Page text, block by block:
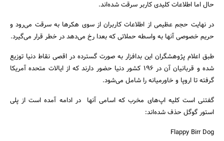
حال اما اطلاعات کلیدی کاربر سرقت شده‌اند.
در نهایت حجم عظیمی از اطلاعات کاربران از سوی هکرها به سرقت می‌رود و
حریم خصوصی آنها به واسطه حملاتی که بعدا رخ می‌دهد در خطر قرار می‌گیرد.
طبق اعلام پژوهشگران این بدافزار به صورت گسترده در اقصی نقاط دنیا توزیع
شده و قربانیان آن در ۱۹۶ کشور دنیا حضور دارند که از ایالات متحده آمریکا
گرفته تا اروپا و خاورمیانه را شامل می‌شود.
گفتنی است کلیه اپ‌های مخرب که اسامی آنها در ادامه آمده است از پلی
استور گوگل حذف شده‌اند:
Flappy Birr Dog